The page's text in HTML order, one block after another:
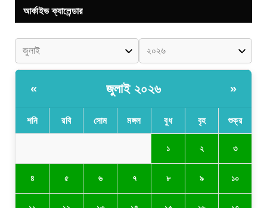
আর্কাইভ ক্যালেন্ডার
« জুলাই ২০২৬ »
শনি রবি সোম মঙ্গল বুধ বৃহ শুক্র
১ ২ ৩
৪ ৫ ৬ ৭ ৮ ৯ ১০